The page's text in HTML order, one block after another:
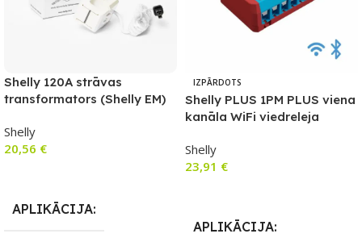
Shelly 120A strāvas
transformators (Shelly EM)
Shelly
20,56 €
APLIKĀCIJA
IZPĀRDOTS
Shelly PLUS 1PM PLUS viena
kanāla WiFi viedreleja
Shelly
23,91 €
APLIKĀCIJA